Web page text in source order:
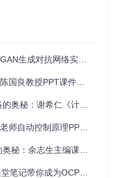
可以亲自构建和操作数
库学习资源，那么CS1
立即加入，开启你的数
badge/
开始你的数据库知识探
实战(PyTorch版)》资源推荐
良教授PPT课件全集
《计算机网络》PPT资源推荐
自动控制原理PPT推荐
余志生主编课件资源推荐
记带你成为OCP专家